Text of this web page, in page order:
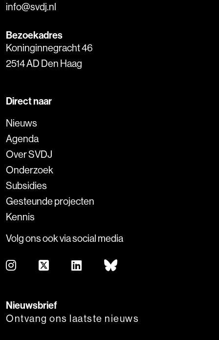
info@svdj.nl
Bezoekadres
Koninginnegracht 46
2514 AD Den Haag
Direct naar
Nieuws
Agenda
Over SVDJ
Onderzoek
Subsidies
Gesteunde projecten
Kennis
Volg ons ook via social media
Nieuwsbrief
Ontvang ons laatste nieuws